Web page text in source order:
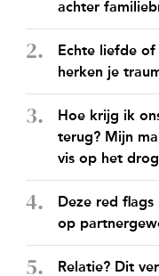
achter
Echte liefde
herken je
Hoe krijg ik
terug? Mijn
vis op het
Deze red
op
Relatie? Dit